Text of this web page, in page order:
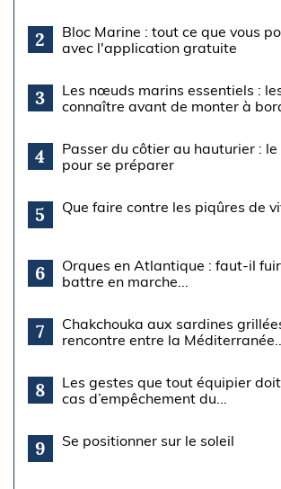
2
Bloc Marine : tout ce que vous
avec l'application gratuite
3
Les nœuds marins essentiels :
connaître avant de monter à
4
Passer du côtier au hauturier :
pour se préparer
5 Que faire contre les piqûres de
6
Orques en Atlantique : faut-il
battre en marche...
7
Chakchouka aux sardines
rencontre entre la
8
Les gestes que tout équipier
cas d’empêchement du...
9 Se positionner sur le soleil